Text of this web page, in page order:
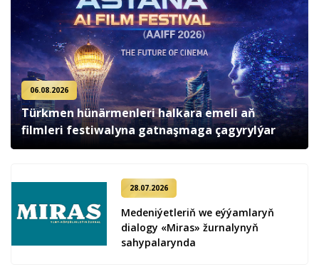
06.08.2026
Türkmen hünärmenleri halkara emeli aň
filmleri festiwalyna gatnaşmaga çagyrylýar
28.07.2026
Medeniýetleriň we eýýamlaryň
dialogy «Miras» žurnalynyň
sahypalarynda